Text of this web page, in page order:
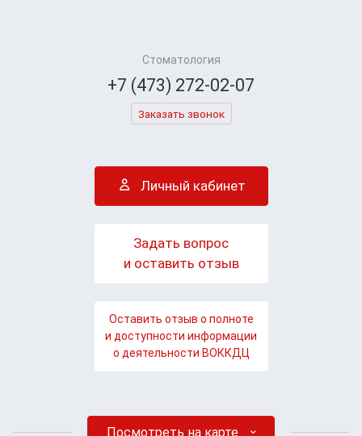
Стоматология
+7 (473) 272-02-07
Заказать звонок
Личный кабинет
Задать вопрос
и оставить отзыв
Оставить отзыв о полноте
и доступности информации
о деятельности ВОККДЦ
Посмотреть на карте